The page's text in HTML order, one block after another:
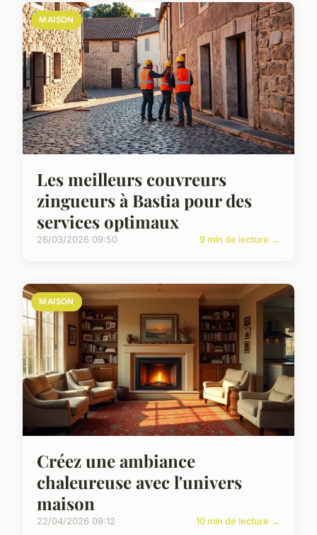
MAISON
Les meilleurs couvreurs
zingueurs à Bastia pour des
services optimaux
26/03/2026 09:50 9 min de lecture →
MAISON
Créez une ambiance
chaleureuse avec l'univers
maison
22/04/2026 09:12 10 min de lecture →